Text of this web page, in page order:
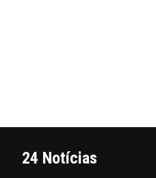
24 Notícias